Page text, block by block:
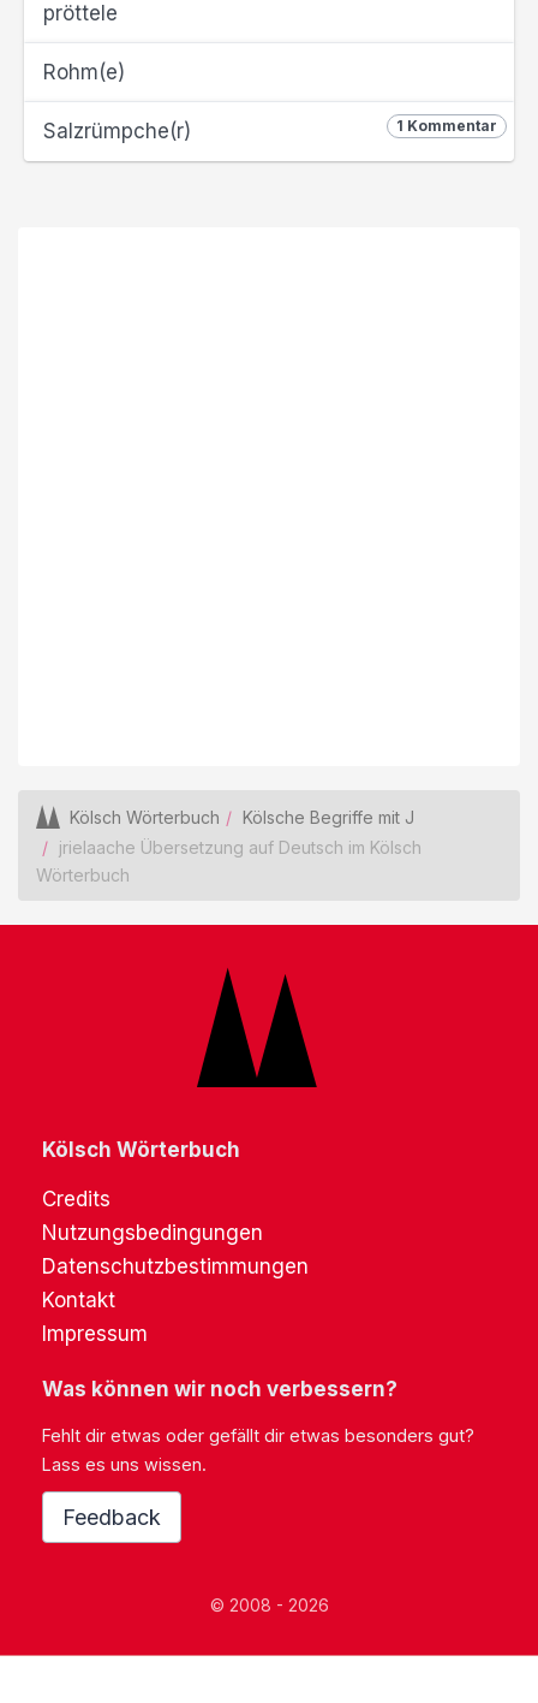
pröttele
Rohm(e)
1 Kommentar
Salzrümpche(r)
Kölsch Wörterbuch
Kölsche Begriffe mit J
jrielaache Übersetzung auf Deutsch im Kölsch
Wörterbuch
Kölsch Wörterbuch
Credits
Nutzungsbedingungen
Datenschutzbestimmungen
Kontakt
Impressum
Was können wir noch verbessern?
Fehlt dir etwas oder gefällt dir etwas besonders gut?
Lass es uns wissen.
Feedback
© 2008 - 2026